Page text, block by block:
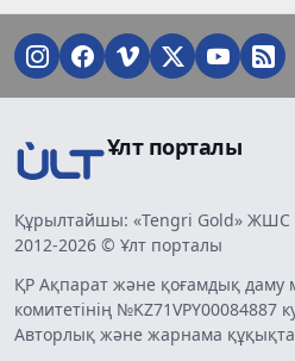
Ұлт порталы
Құрылтайшы: «Tengri Gold» ЖШС
2012-2026 © Ұлт порталы
ҚР Ақпарат және қоғамдық даму
комитетінің №KZ71VPY00084887
Авторлық және жарнама